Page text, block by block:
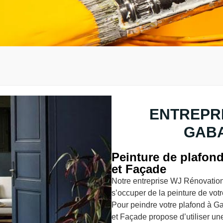
Peinture de
et Façade
Notre entreprise WJ
s’occuper de la peinture de
Pour peindre votre plafond à
et Façade propose d’utiliser